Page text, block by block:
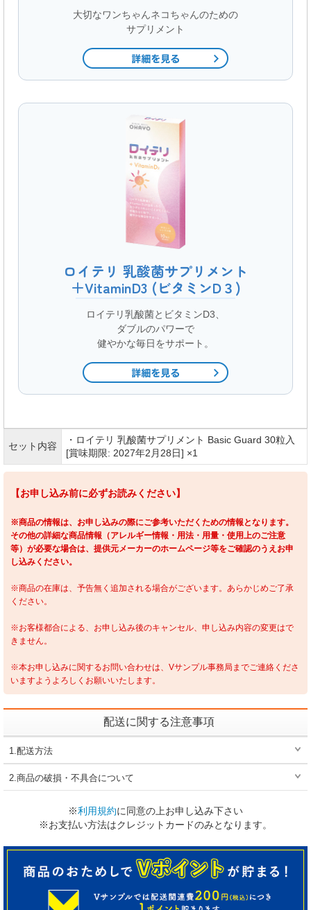
大切なワンちゃんネコちゃんのための
サプリメント
ロイテリ 乳酸菌サプリメント
＋VitaminD3 (ビタミンD３)
ロイテリ乳酸菌とビタミンD3、
ダブルのパワーで
健やかな毎日をサポート。
セット内容
・ロイテリ 乳酸菌サプリメント Basic Guard 30粒入
[賞味期限: 2027年2月28日] ×1
【お申し込み前に必ずお読みください】
※商品の情報は、お申し込みの際にご参考いただくための情報となります。
その他の詳細な商品情報（アレルギー情報・用法・用量・使用上のご注意
等）が必要な場合は、提供元メーカーのホームページ等をご確認のうえお申
し込みください。
※商品の在庫は、予告無く追加される場合がございます。あらかじめご了承
ください。
※お客様都合による、お申し込み後のキャンセル、申し込み内容の変更はで
きません。
※本お申し込みに関するお問い合わせは、Vサンプル事務局までご連絡くださ
いますようよろしくお願いいたします。
配送に関する注意事項
1.配送方法
2.商品の破損・不具合について
※利用規約に同意の上お申し込み下さい
※お支払い方法はクレジットカードのみとなります。